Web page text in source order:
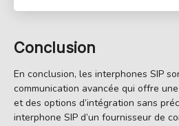
Conclusion
En conclusion, les interphones SIP
communication avancée qui offre
et des options d’intégration sans
interphone SIP d’un fournisseur de